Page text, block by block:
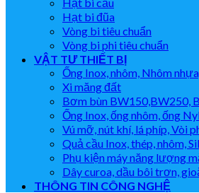
Hạt bi đũa
Vòng bi tiêu chuẩn
Vòng bi phi tiêu chuẩn
VẬT TƯ THIẾT BỊ
Ống Inox, nhôm, Nhôm
Xi măng đất
Bơm bùn BW150,BW250,
Ống Inox, ống nhôm, ống
Vú mỡ, nút khí, lá phíp, Vòi
Quả cầu Inox, thép, nhôm,
Phụ kiện máy năng lượng
Dây curoa, dầu bôi trơn,
THÔNG TIN CÔNG NGHỆ